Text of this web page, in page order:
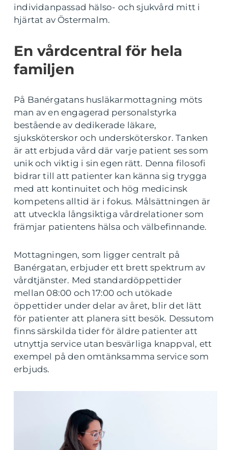
individanpassad hälso- och sjukvård mitt i
hjärtat av Östermalm.
En vårdcentral för hela
familjen
På Banérgatans husläkarmottagning möts
man av en engagerad personalstyrka
bestående av dedikerade läkare,
sjuksköterskor och undersköterskor. Tanken
är att erbjuda vård där varje patient ses som
unik och viktig i sin egen rätt. Denna filosofi
bidrar till att patienter kan känna sig trygga
med att kontinuitet och hög medicinsk
kompetens alltid är i fokus. Målsättningen är
att utveckla långsiktiga vårdrelationer som
främjar patientens hälsa och välbefinnande.
Mottagningen, som ligger centralt på
Banérgatan, erbjuder ett brett spektrum av
vårdtjänster. Med standardöppettider
mellan 08:00 och 17:00 och utökade
öppettider under delar av året, blir det lätt
för patienter att planera sitt besök. Dessutom
finns särskilda tider för äldre patienter att
utnyttja service utan besvärliga knappval, ett
exempel på den omtänksamma service som
erbjuds.